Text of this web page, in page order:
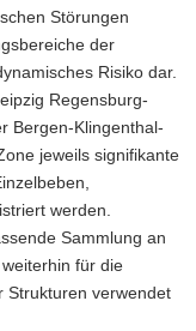
Störungen
der
Risiko dar.
Regensburg-
Bergen-Klingenthal-
jeweils signifikante
werden.
Sammlung an
für die
Strukturen verwendet